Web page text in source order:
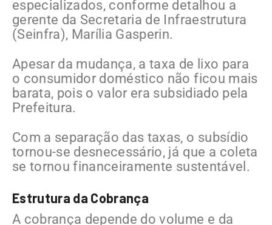
especializados, conforme detalhou a
gerente da Secretaria de Infraestrutura
(Seinfra), Marília Gasperin.
Apesar da mudança, a taxa de lixo para
o consumidor doméstico não ficou mais
barata, pois o valor era subsidiado pela
Prefeitura.
Com a separação das taxas, o subsídio
tornou-se desnecessário, já que a coleta
se tornou financeiramente sustentável.
Estrutura da Cobrança
A cobrança depende do volume e da